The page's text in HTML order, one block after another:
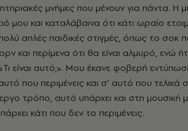
μνήμες που μένουν για πάντα. Η
μου και καταλάβαινα ότι κάτι ωραίο
πολύ απλές παιδικές στιγμές, όπως το σοκ
και περίμενα ότι θα είναι αλμυρό, ενώ
είναι αυτό;». Μου έκανε φοβερή
που περιμένεις και σ’ αυτό που τελικά
τρόπο, αυτό υπάρχει και στη μουσική
κάτι που δεν το περιμένεις.